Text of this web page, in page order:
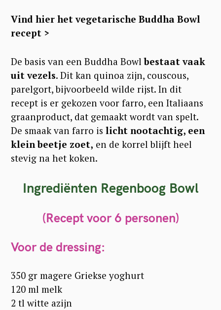
Vind hier het vegetarische Buddha Bowl
recept >
De basis van een Buddha Bowlbestaat vaak
uit vezels. Dit kan quinoa zijn, couscous,
parelgort, bijvoorbeeld wilde rijst. In dit
recept is er gekozen voor farro, een Italiaans
graanproduct, dat gemaakt wordt van spelt.
De smaak van farro is licht nootachtig, een
klein beetje zoet, en de korrel blijft heel
stevig na het koken.
Ingrediënten Regenboog Bowl
(Recept voor 6 personen)
Voor de dressing:
350 gr magere Griekse yoghurt
120 ml melk
2 tl witte azijn